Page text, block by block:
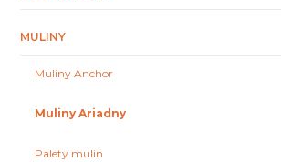
MULINY
Muliny Anchor
Muliny Ariadny
Palety mulin